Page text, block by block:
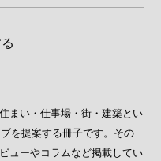
まい・仕事場・街・建築とい
を提案する冊子です。その
ューやコラムなど掲載してい